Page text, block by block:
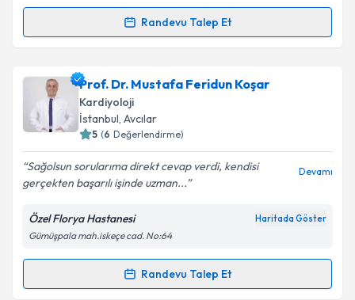
Takvim Talebini Gönder
Randevu Talep Et
Randevu Takvimi Talebi
Uzm. Dr. Necdet Filizkayaiçin randevu takvimi
talebi oluşturun. Size bu uzmandan randevu almanız
için bir takvim hazırlandığında e-posta ile
bilgilendireceğiz.
E-posta Adresiniz
Kişisel verilerimin işlenmesine ilişkin
Metni'ni okudum ve kişisel verilerimin belirtilen
kapsamda işlenmesini kabul ediyorum.
Prof. Dr. Mustafa Feridun Koşar
Kardiyoloji
İstanbul, Avcılar
5 (6 Değerlendirme)
Sağolsun sorularıma direkt cevap verdi, kendisi
gerçekten başarılı işinde uzman...
Devamı
Özel Florya Hastanesi Haritada Göster
Gümüşpala mah.iskeçe cad. No:64
Randevu Talep Et
Randevu Takvimi Talebi